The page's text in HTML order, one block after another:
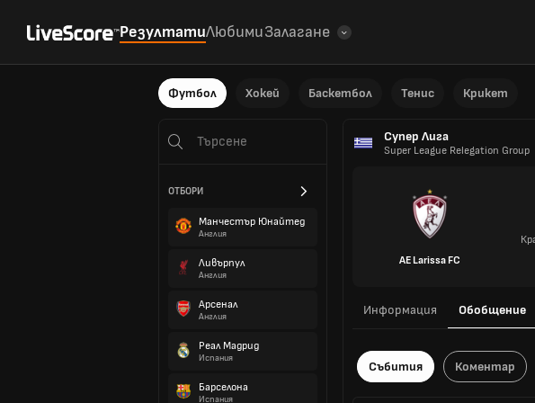
РезултатиЛюбимиЗалагане
Футбол Хокей Баскетбол Тенис Крикет
ОТБОРИ
Манчестър Юнайтед
Англия
Ливърпул
Англия
Арсенал
Англия
Реал Мадрид
Испания
Барселона
Испания
Супер Лига
Super League Relegation Group
AE Larissa FC
Информация Обобщение
Събития Коментар